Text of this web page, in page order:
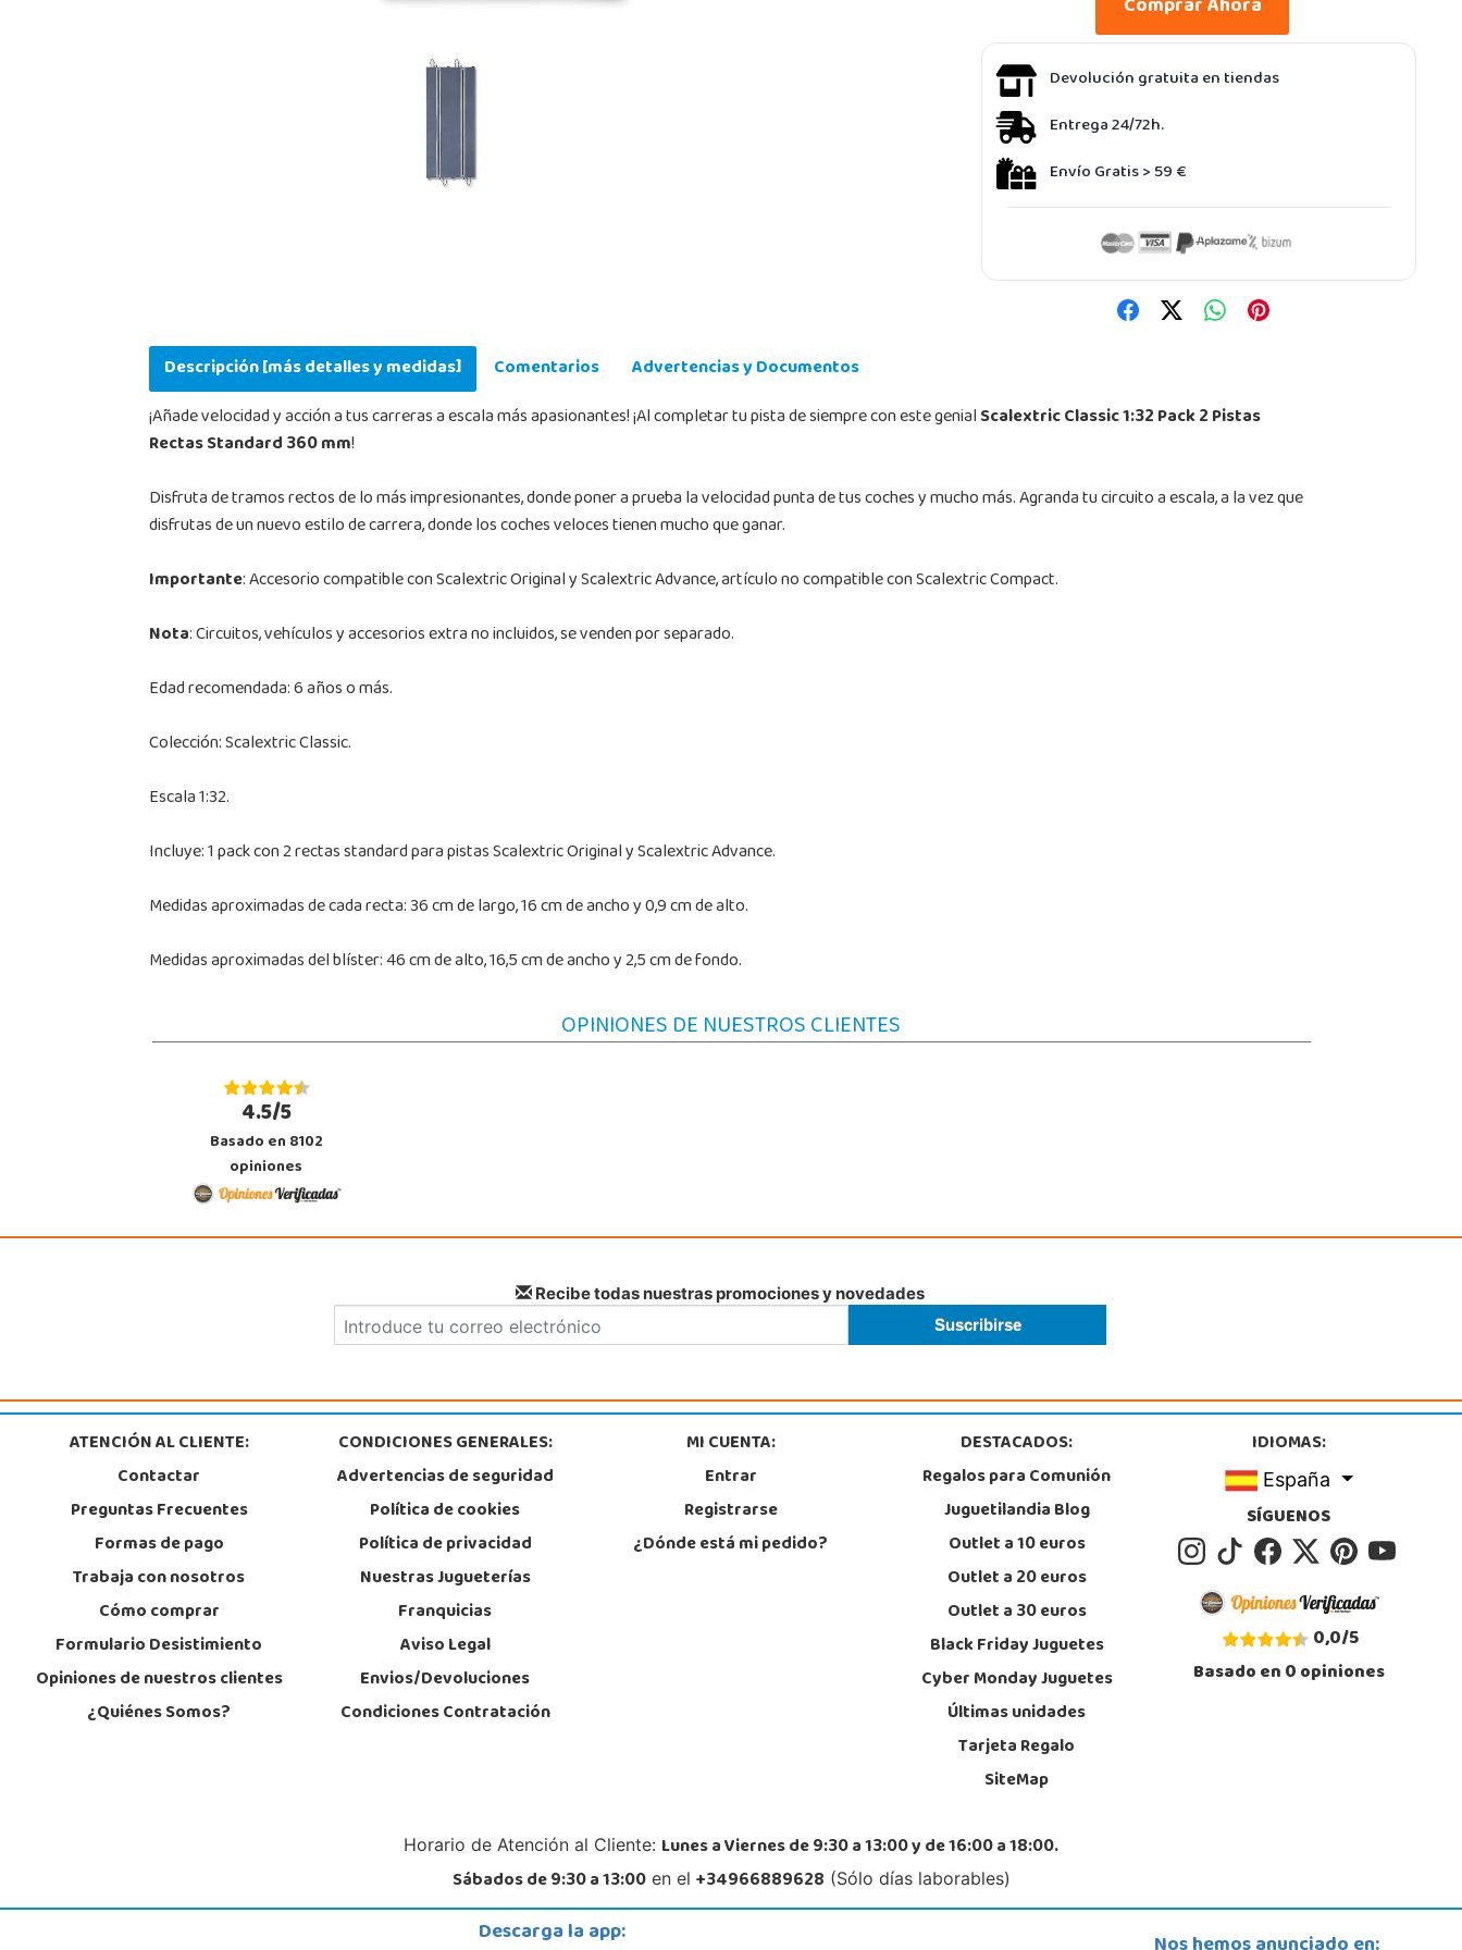
Devolución gratuita en tiendas
Entrega 24/72h.
Envío Gratis > 59 €
Descripción [más detalles y medidas] Comentarios
Advertencias y Documentos
¡Añade velocidad y acción a tus carreras a escala más apasionantes! ¡Al completar tu pista de siempre con este genialScalextric Classic 1:32 Pack 2 Pistas
Rectas Standard 360 mm!
Disfruta de tramos rectos de lo más impresionantes, donde poner a prueba la velocidad punta de tus coches y mucho más. Agranda tu circuito a escala, a la vez que
disfrutas de un nuevo estilo de carrera, donde los coches veloces tienen mucho que ganar.
Importante: Accesorio compatible con Scalextric Original y Scalextric Advance, artículo no compatible con Scalextric Compact.
Nota: Circuitos, vehículos y accesorios extra no incluidos, se venden por separado.
Edad recomendada: 6 años o más.
Colección: Scalextric Classic.
Escala 1:32.
Incluye: 1 pack con 2 rectas standard para pistas Scalextric Original y Scalextric Advance.
Medidas aproximadas de cada recta: 36 cm de largo, 16 cm de ancho y 0,9 cm de alto.
Medidas aproximadas del blíster: 46 cm de alto, 16,5 cm de ancho y 2,5 cm de fondo.
OPINIONES DE NUESTROS CLIENTES
4.5/5
Basado en 8102
opiniones
Recibe todas nuestras promociones y novedades
ATENCIÓN AL CLIENTE:
Contactar
Preguntas Frecuentes
Formas de pago
Trabaja con nosotros
Cómo comprar
Formulario Desistimiento
Opiniones de nuestros clientes
¿Quiénes Somos?
CONDICIONES GENERALES:
Advertencias de seguridad
Política de cookies
Política de privacidad
Nuestras Jugueterías
Franquicias
Aviso Legal
Envios/Devoluciones
Condiciones Contratación
MI CUENTA:
Entrar
Registrarse
¿Dónde está mi pedido?
DESTACADOS:
Regalos para Comunión
Juguetilandia Blog
Outlet a 10 euros
Outlet a 20 euros
Outlet a 30 euros
Black Friday Juguetes
Cyber Monday Juguetes
Últimas unidades
Tarjeta Regalo
SiteMap
IDIOMAS:
España
SÍGUENOS
0,0/5
Basado en0opiniones
Horario de Atención al Cliente: Lunes a Viernes de 9:30 a 13:00 y de 16:00 a 18:00.
Sábados de 9:30 a 13:00en el +34966889628 (Sólo días laborables)
Descarga la app: